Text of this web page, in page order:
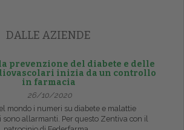
DALLE AZIENDE
prevenzione del diabete e delle
inizia da un controllo
in farmacia
26/10/2020
mondo i numeri su diabete e malattie
sono allarmanti. Per questo Zentiva con il